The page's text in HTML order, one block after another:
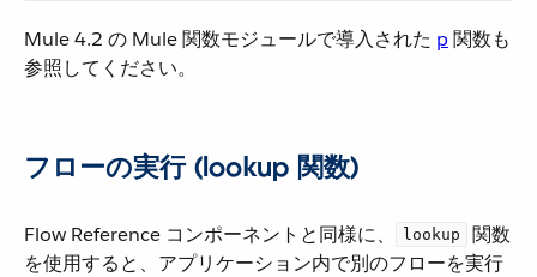
Mule 4.2 の Mule 関数モジュールで導入された ​ p​ 関数も
参照してください。
フローの実行 (lookup 関数)
Flow Reference コンポーネントと同様に、​ lookup
​ 関数
を使用すると、アプリケーション内で別のフローを実行